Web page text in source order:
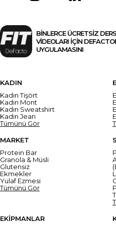
BİNLERCE ÜCRETSİZ
VİDEOLARI İÇİN
UYGULAMASINI
KADIN
Kadın Tişört
Kadın Mont
Kadın Sweatshirt
Kadın Jean
Tümünü Gör
MARKET
Protein Bar
Granola & Müsli
Glutensiz
Ekmekler
Yulaf Ezmesi
Tümünü Gör
EKİPMANLAR